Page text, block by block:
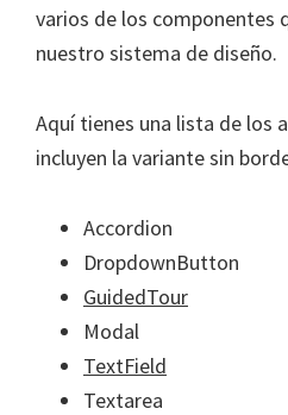
varios de los componentes
nuestro sistema de diseño.
Aquí tienes una lista de los
incluyen la variante sin
Accordion
DropdownButton
GuidedTour
Modal
TextField
Textarea